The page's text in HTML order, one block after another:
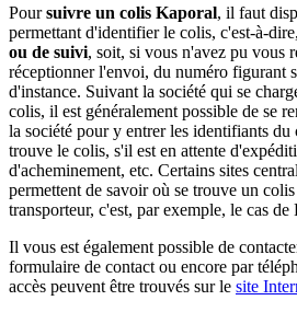
Poursuivre un colis Kaporal, il faut
permettant d'identifier le colis, c'est-à-
ou de suivi, soit, si vous n'avez pu vous
réceptionner l'envoi, du numéro figurant
d'instance. Suivant la société qui se
colis, il est généralement possible de se
la société pour y entrer les identifiants
trouve le colis, s'il est en attente
d'acheminement, etc. Certains sites
permettent de savoir où se trouve un
transporteur, c'est, par exemple, le cas de
Il vous est également possible de
formulaire de contact ou encore par
accès peuvent être trouvés sur le site